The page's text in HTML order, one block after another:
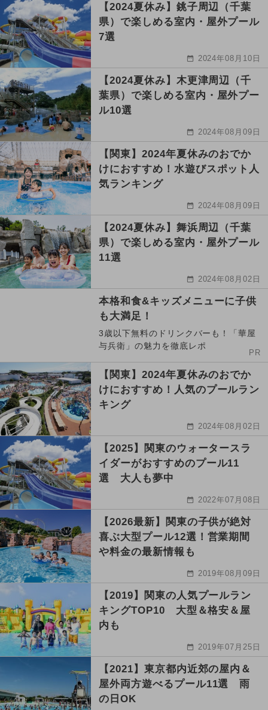
【2024夏休み】銚子周辺（千葉
県）で楽しめる室内・屋外プール
7選
2024年08月10日
【2024夏休み】木更津周辺（千
葉県）で楽しめる室内・屋外プー
ル10選
2024年08月09日
【関東】2024年夏休みのおでか
けにおすすめ！水遊びスポット人
気ランキング
2024年08月09日
【2024夏休み】舞浜周辺（千葉
県）で楽しめる室内・屋外プール
11選
2024年08月02日
本格和食&キッズメニューに子供
も大満足！
3歳以下無料のドリンクバーも！「華屋
与兵衛」の魅力を徹底レポ
PR
【関東】2024年夏休みのおでか
けにおすすめ！人気のプールラン
キング
2024年08月02日
【2025】関東のウォータースラ
イダーがおすすめのプール11
選 大人も夢中
2022年07月08日
【2026最新】関東の子供が絶対
喜ぶ大型プール12選！営業期間
や料金の最新情報も
2019年08月09日
【2019】関東の人気プールラン
キングTOP10 大型＆格安＆屋
内も
2019年07月25日
【2021】東京都内近郊の屋内＆
屋外両方遊べるプール11選 雨
の日OK